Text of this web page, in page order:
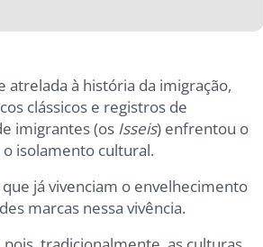
à história da imigração,
clássicos e registros de
imigrantes (os Isseis) enfrentou o
isolamento cultural.
já vivenciam o envelhecimento
marcas nessa vivência.